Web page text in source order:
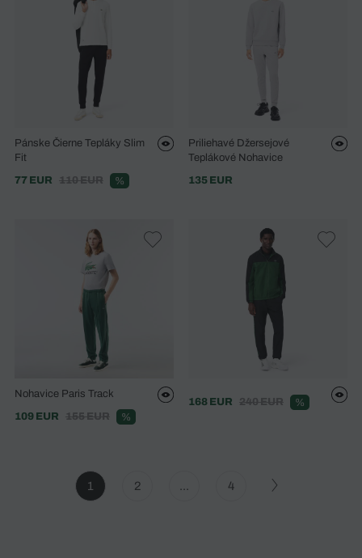
Pánske Čierne Tepláky Slim
Fit
77 EUR
110 EUR %
Priliehavé Džersejové
Teplákové Nohavice
135 EUR
Nohavice Paris Track
109 EUR
155 EUR %
168 EUR 240 EUR %
1 2 4